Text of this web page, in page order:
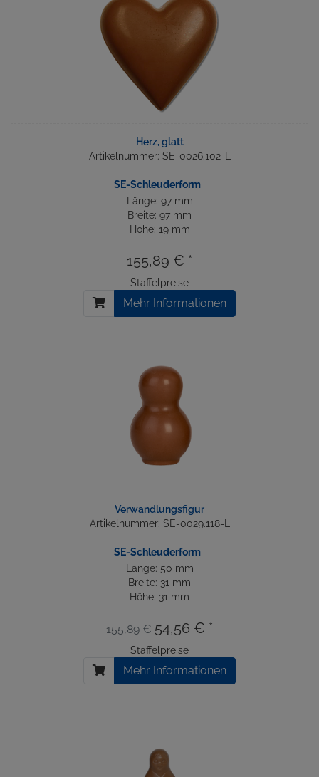
Herz, glatt
Artikelnummer: SE-0026.102-L
SE-Schleuderform
Länge: 97 mm
Breite: 97 mm
Höhe: 19 mm
155,89 € *
Staffelpreise
Mehr Informationen
Verwandlungsfigur
Artikelnummer: SE-0029.118-L
SE-Schleuderform
Länge: 50 mm
Breite: 31 mm
Höhe: 31 mm
155,89 € 54,56 € *
Staffelpreise
Mehr Informationen